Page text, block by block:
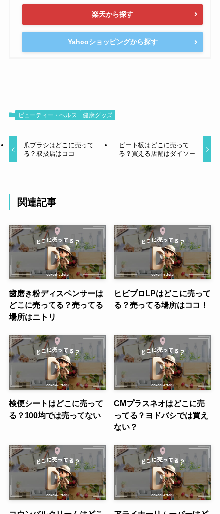
楽天から探す
Yahooショッピングから探す
ビューティー・ヘルス 健康グッズ
爪ブラシはどこに売って
る？取扱店はココ
ビート板はどこに売って
る？買える店舗はダイソー
関連記事
歯磨き粉ディスペンサーは
どこに売ってる？売ってる
場所はニトリ
ヒビプロLPはどこに売って
る？売ってる場所はココ！
検便シートはどこに売って
る？100均では売ってない
CMプラスネオはどこに売
ってる？ヨドバシでは買え
ない？